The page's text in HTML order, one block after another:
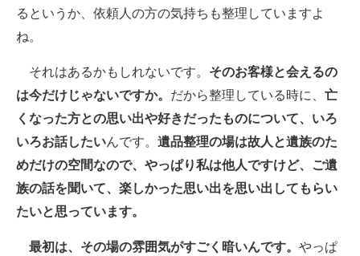
るというか、依頼人の方の気持ちも整理していますよ
ね。
それはあるかもしれないです。 そのお客様と会えるの
は今だけじゃないですか。 だから整理している時に、 亡
くなった方との思い出や好きだったものについて、いろ
いろお話したいんです。 遺品整理の場は故人と遺族のた
めだけの空間なので、やっぱり私は他人ですけど、ご遺
族の話を聞いて、楽しかった思い出を思い出してもらい
たいと思っています。
最初は、その場の雰囲気がすごく暗いんです。 やっぱ